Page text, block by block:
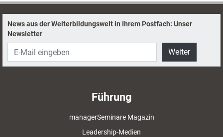
News aus der Weiterbildungswelt in Ihrem Postfach: Unser
Newsletter
Weiter
Führung
managerSeminare Magazin
Leadership-Medien